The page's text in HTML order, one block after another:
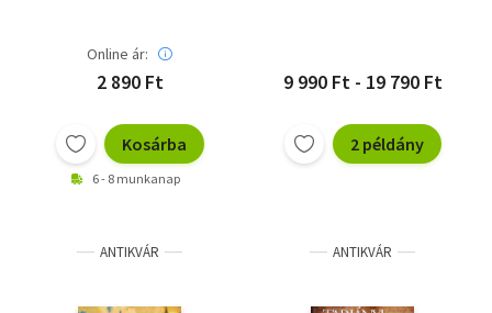
Online ár:
2 890 Ft
Kosárba
6 - 8 munkanap
9 990 Ft - 19 790 Ft
2 példány
ANTIKVÁR ANTIKVÁR